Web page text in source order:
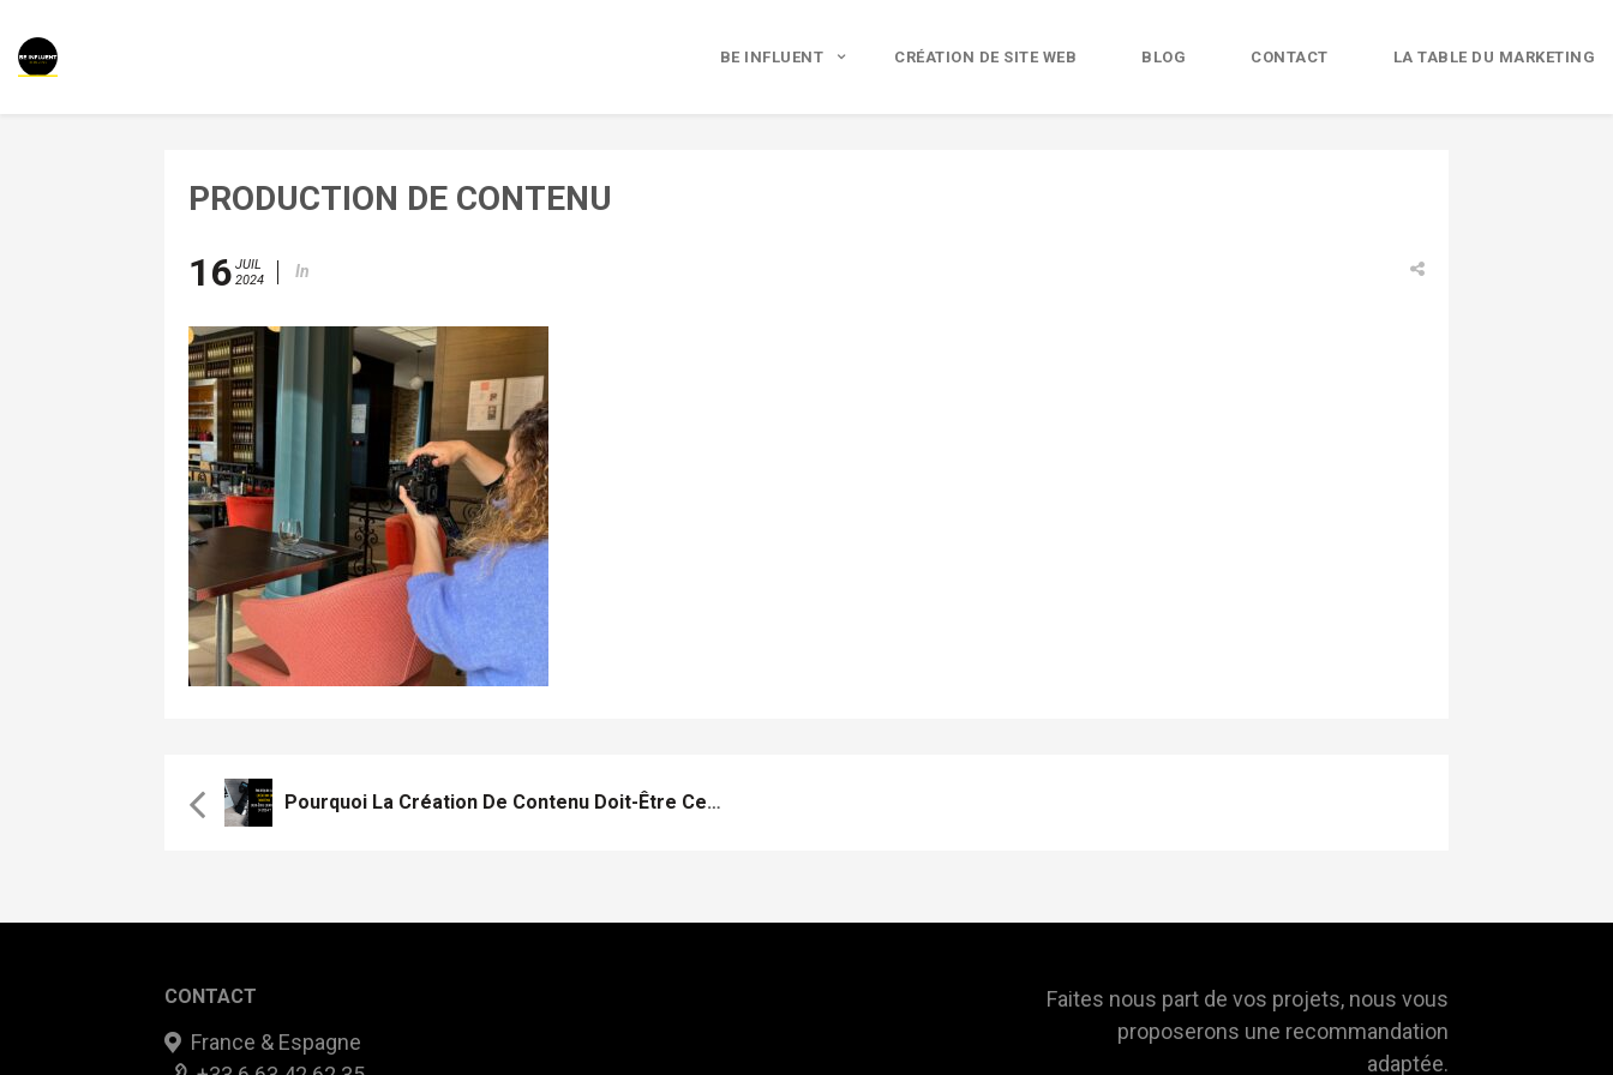
BE INFLUENT CRÉATION DE SITE WEB BLOG CONTACT LA TABLE DU MARKETING
PRODUCTION DE CONTENU
16 JUIL
2024
In
Pourquoi La Création De Contenu Doit-Être Centrale Dans Une Stratégie Digitale En 2024 ?
CONTACT
France & Espagne
Faites nous part de vos projets, nous vous
proposerons une recommandation
adaptée.